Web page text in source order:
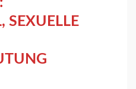
SEXUELLE